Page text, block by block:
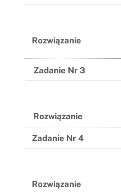
Rozwiązanie
Zadanie Nr 3
Rozwiązanie
Zadanie Nr 4
Rozwiązanie